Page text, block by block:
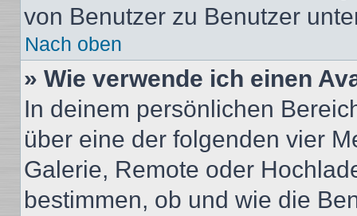
von Benutzer zu Benutzer
Nach oben
» Wie verwende ich einen
In deinem persönlichen
über eine der folgenden vier
Galerie, Remote oder
bestimmen, ob und wie die